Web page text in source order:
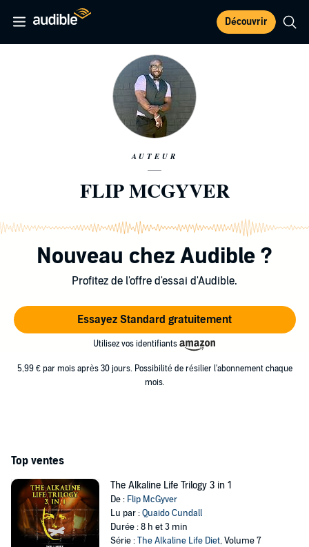
Découvrir
AUTEUR
FLIP MCGYVER
Nouveau chez Audible ?
Profitez de l'offre d'essai d'Audible.
Essayez Standard gratuitement
Utilisez vos identifiants
5,99 € par mois après 30 jours. Possibilité de résilier l'abonnement chaque
mois.
Top ventes
The Alkaline Life Trilogy 3 in 1
De : Flip McGyver
Lu par :Quaido Cundall
Durée : 8 h et 3 min
Série :The Alkaline Life Diet, Volume 7